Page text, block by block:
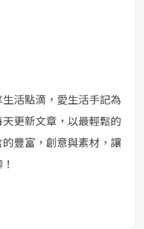
生活點滴，愛生活手記為
更新文章，以最輕鬆的
豐富，創意與素材，讓